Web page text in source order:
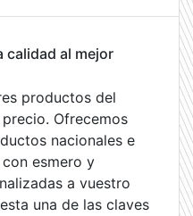
calidad al mejor
productos del
Ofrecemos
nacionales e
esmero y
a vuestro
una de las claves